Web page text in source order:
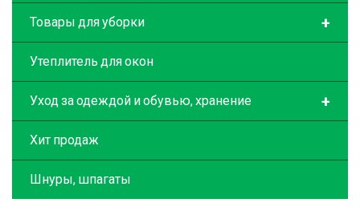
+
Товары для уборки
Утеплитель для окон
+
Уход за одеждой и обувью, хранение
Хит продаж
Шнуры, шпагаты